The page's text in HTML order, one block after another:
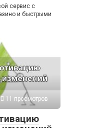
сервис с
и быстрыми
11 просмотров